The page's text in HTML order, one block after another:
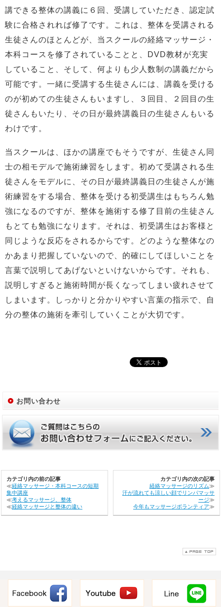
講できる整体の講義に６回、受講していただき、認定試
験に合格されれば修了です。これは、整体を受講される
生徒さんのほとんどが、当スクールの経絡マッサージ・
本科コースを修了されていることと、DVD教材が充実
していること、そして、何よりも少人数制の講義だから
可能です。一緒に受講する生徒さんには、講義を受ける
のが初めての生徒さんもいますし、３回目、２回目の生
徒さんもいたり、その日が最終講義日の生徒さんもいる
わけです。
当スクールは、ほかの講座でもそうですが、生徒さん同
士の相モデルで施術練習をします。初めて受講される生
徒さんをモデルに、その日が最終講義日の生徒さんが施
術練習をする場合、整体を受ける初受講生はもちろん勉
強になるのですが、整体を施術する修了目前の生徒さん
もとても勉強になります。それは、初受講生はお客様と
同じような反応をされるからです。どのような整体なの
かあまり把握していないので、的確にしてほしいことを
言葉で説明してあげないといけないからです。それも、
説明しすぎると施術時間が長くなってしまい疲れさせて
しまいます。しっかりと分かりやすい言葉の指示で、自
分の整体の施術を牽引していくことが大切です。
お問い合わせ
カテゴリ内の前の記事
≪経絡マッサージ・本科コースの短期
集中講座
≪考えるマッサージ、整体
≪経絡マッサージと整体の違い
カテゴリ内の次の記事
経絡マッサージのリズム≫
汗が流れても涼しい顔でリンパマッサ
ージ≫
今年もマッサージボランティア≫